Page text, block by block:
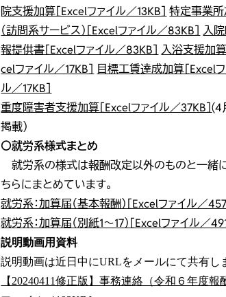
院支援加算［Excelファイル／13KB］ 特定事業
（訪問系サービス）［Excelファイル／83KB］ 入
報提供書［Excelファイル／83KB］ 入浴支援加算
celファイル／17KB］ 目標工賃達成加算［Excelフ
ル／17KB］
重度障害者支援加算［Excelファイル／37KB］(4
掲載）
〇就労系様式まとめ
就労系の様式は報酬改定以外のものと一緒
ちらにまとめています。
就労系：加算届（基本報酬）［Excelファイル／
就労系：加算届（別紙1～17）［Excelファイル／
説明動画用資料
説明動画は近日中にURLをメールにて共有し
【20240411修正版】事務連絡（令和６年度